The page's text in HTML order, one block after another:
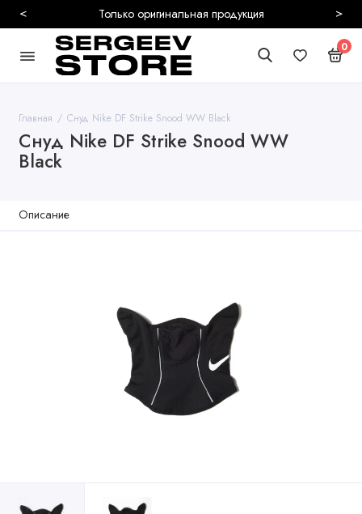
продукция
< >
0
Главная Снуд Nike DF Strike Snood WW Black
Снуд Nike DF Strike Snood WW
Black
Описание